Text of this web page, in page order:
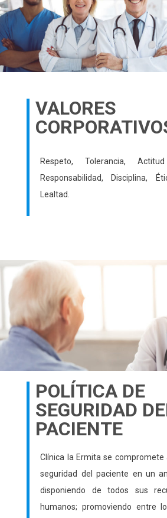
VALORES
Respeto, Tolerancia,
Responsabilidad, Disciplina,
Lealtad.
POLÍTICA DE
SEGURIDAD
PACIENTE
Clínica la Ermita se compromete
seguridad del paciente en un
disponiendo de todos sus
humanos; promoviendo entre